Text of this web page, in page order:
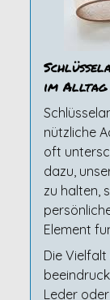
im Alltag
nützliche
oft
dazu,
zu halten,
Element
Die
Leder